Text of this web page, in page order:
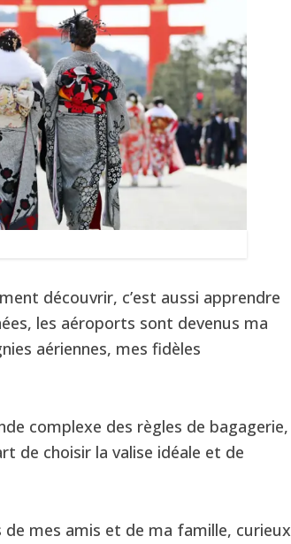
découvrir, c’est aussi apprendre
les aéroports sont devenus ma
aériennes, mes fidèles
complexe des règles de bagagerie,
de choisir la valise idéale et de
mes amis et de ma famille, curieux